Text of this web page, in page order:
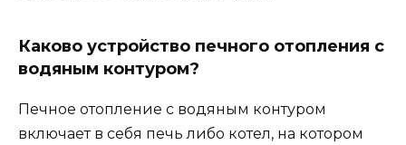
Каково устройство печного отопления с
водяным контуром?
Печное отопление с водяным контуром
включает в себя печь либо котел, на котором